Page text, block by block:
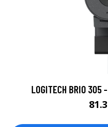
LOGITECH BRIO 305